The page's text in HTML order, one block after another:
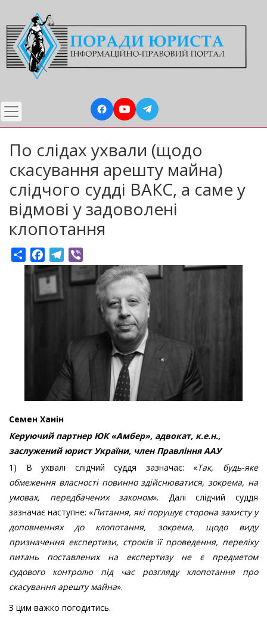
до
основного
вмісту
По слідах ухвали (щодо
скасування арешту майна)
слідчого судді ВАКС, а саме у
відмові у задоволені
клопотання
ShareFacebookTelegram
Семен Ханін
Керуючий партнер ЮК «Амбер», адвокат, к.е.н.,
заслужений юрист України, член Правління ААУ
1) В ухвалі слідчий суддя зазначає: «Так, будь-яке
обмеження власності повинно здійснюватися, зокрема, на
умовах, передбачених законом». Далі слідчий суддя
зазначає наступне: «Питання, які порушує сторона захисту у
доповненнях до клопотання, зокрема, щодо виду
призначення експертизи, строків її проведення, переліку
питань поставлених на експертизу не є предметом
судового контролю під час розгляду клопотання про
скасування арешту майна».
З цим важко погодитись.